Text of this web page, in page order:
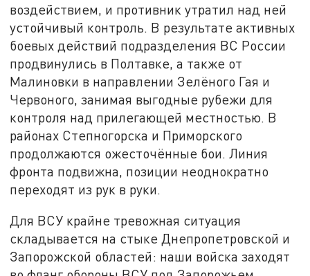
воздействием, и противник утратил над ней
устойчивый контроль. В результате активных
боевых действий подразделения ВС России
продвинулись в Полтавке, а также от
Малиновки в направлении Зелёного Гая и
Червоного, занимая выгодные рубежи для
контроля над прилегающей местностью. В
районах Степногорска и Приморского
продолжаются ожесточённые бои. Линия
фронта подвижна, позиции неоднократно
переходят из рук в руки.
Для ВСУ крайне тревожная ситуация
складывается на стыке Днепропетровской и
Запорожской областей: наши войска заходят